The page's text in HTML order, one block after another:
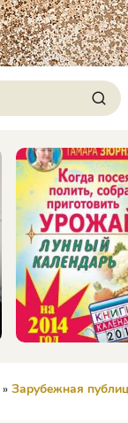
» Зарубежная